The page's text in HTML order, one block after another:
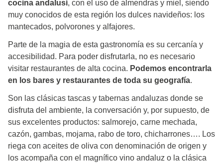
cocina andalusí, con el uso de almendras y miel, siendo
muy conocidos de esta región los dulces navideños: los
mantecados, polvorones y alfajores.
Parte de la magia de esta gastronomía es su cercanía y
accesibilidad. Para poder disfrutarla, no es necesario
visitar restaurantes de alta cocina. Podemos encontrarla
en los bares y restaurantes de toda su geografía.
Son las clásicas tascas y tabernas andaluzas donde se
disfruta del ambiente, la conversación y, por supuesto, de
sus excelentes productos: salmorejo, carne mechada,
cazón, gambas, mojama, rabo de toro, chicharrones…. Los
riega con aceites de oliva con denominación de origen y
los acompaña con el magnífico vino andaluz o la clásica